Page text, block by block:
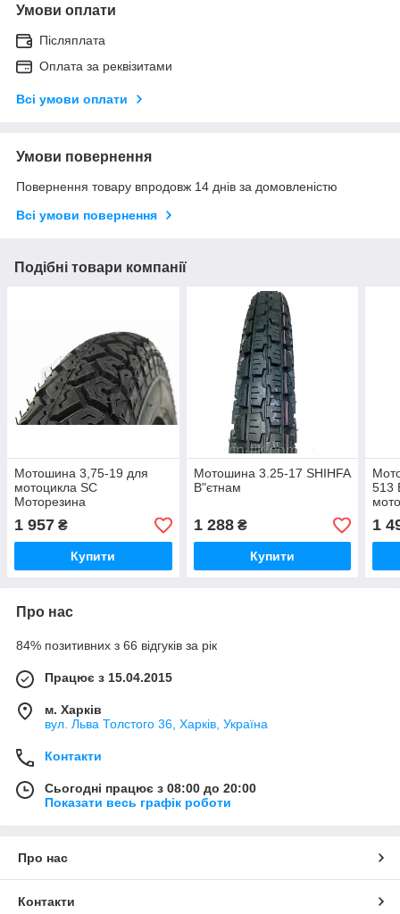
Умови оплати
Післяплата
Оплата за реквізитами
Всі умови оплати
Умови повернення
Повернення товару впродовж 14 днів за домовленістю
Всі умови повернення
Подібні товари компанії
Мотошина 3,75-19 для
мотоцикла SC
Моторезина
1 957 ₴
Купити
Мотошина 3.25-17 SHIHFA
В"єтнам
1 288₴
Купити
513
1
Про нас
84% позитивних з 66 відгуків за рік
Працює з 15.04.2015
м. Харків
вул. Льва Толстого 36, Харків, Україна
Контакти
Сьогодні працює з 08:00 до 20:00
Показати весь графік роботи
Про нас
Контакти